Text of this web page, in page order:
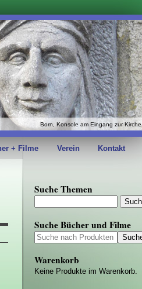
Born, Konsole am Eingang zur Kirche
+ Filme Verein Kontakt
Suche Themen
Suche Bücher und Filme
Warenkorb
Keine Produkte im Warenkorb.